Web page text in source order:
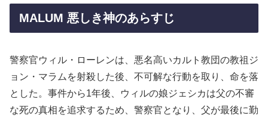
MALUM 悪しき神のあらすじ
警察官ウィル・ローレンは、悪名高いカルト教団の教祖ジ
ョン・マラムを射殺した後、不可解な行動を取り、命を落
とした。事件から1年後、ウィルの娘ジェシカは父の不審
な死の真相を追求するため、警察官となり、父が最後に勤